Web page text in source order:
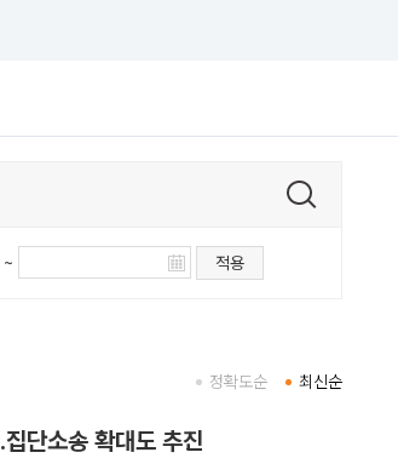
~ 적용
최신순
정확도순
단소송 확대도 추진